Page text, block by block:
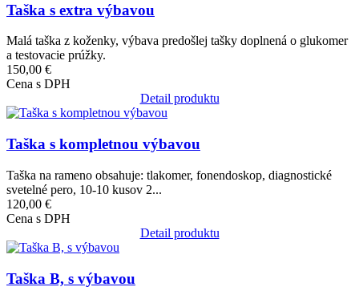
Taška s extra výbavou
Malá taška z koženky, výbava predošlej tašky doplnená o glukomer
a testovacie prúžky.
150,00 €
Cena s DPH
Detail produktu
Obrázok
Taška s kompletnou výbavou
Taška na rameno obsahuje: tlakomer, fonendoskop, diagnostické
svetelné pero, 10-10 kusov 2...
120,00 €
Cena s DPH
Detail produktu
Obrázok
Taška B, s výbavou